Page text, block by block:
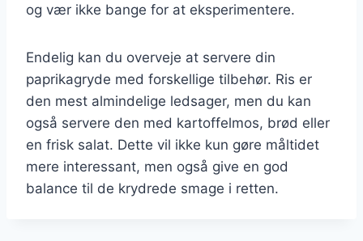
og vær ikke bange for at eksperimentere.
Endelig kan du overveje at servere din
paprikagryde med forskellige tilbehør. Ris er
den mest almindelige ledsager, men du kan
også servere den med kartoffelmos, brød eller
en frisk salat. Dette vil ikke kun gøre måltidet
mere interessant, men også give en god
balance til de krydrede smage i retten.